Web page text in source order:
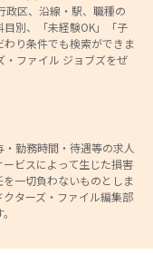
政区、沿線・駅、職種の
別、「未経験OK」「子
り条件でも検索ができま
・ファイル ジョブズをぜ
勤務時間・待遇等の求人
ビスによって生じた損害
一切負わないものとしま
ターズ・ファイル編集部